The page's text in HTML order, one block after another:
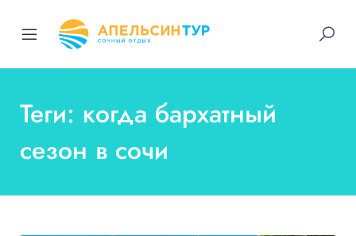
Теги: когда бархатный
сезон в сочи